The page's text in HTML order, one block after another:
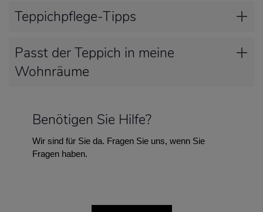
Teppichpflege-Tipps
Passt der Teppich in meine
Wohnräume
Benötigen Sie Hilfe?
Wir sind für Sie da. Fragen Sie uns, wenn Sie
Fragen haben.